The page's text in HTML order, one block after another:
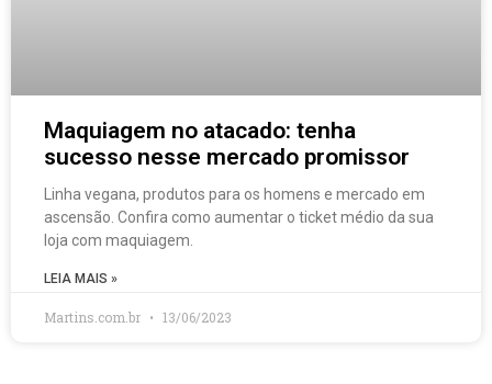
Maquiagem no atacado: tenha
sucesso nesse mercado promissor
Linha vegana, produtos para os homens e mercado em
ascensão. Confira como aumentar o ticket médio da sua
loja com maquiagem.
LEIA MAIS »
Martins.com.br 13/06/2023